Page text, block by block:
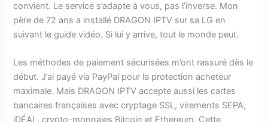
convient. Le service s’adapte à vous, pas l’inverse. Mon
père de 72 ans a installé DRAGON IPTV sur sa LG en
suivant le guide vidéo. Si lui y arrive, tout le monde peut.
Les méthodes de paiement sécurisées m’ont rassuré dès le
début. J’ai payé via PayPal pour la protection acheteur
maximale. Mais DRAGON IPTV accepte aussi les cartes
bancaires françaises avec cryptage SSL, virements SEPA,
iDÉAL, crypto-monnaies Bitcoin et Ethereum. Cette